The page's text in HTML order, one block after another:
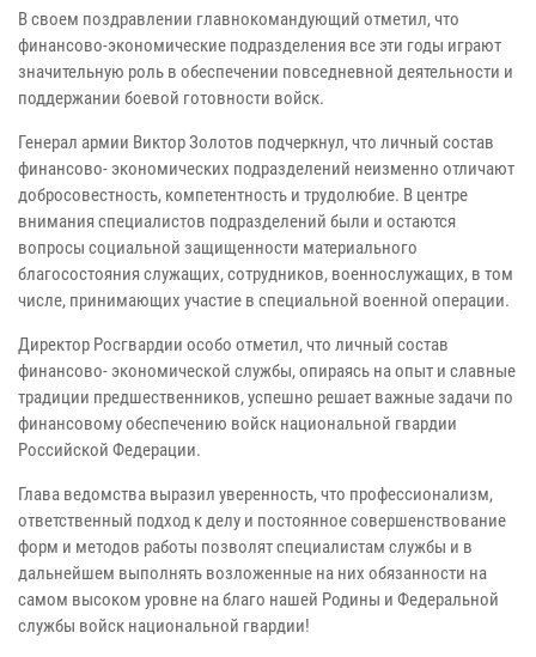
В своем поздравлении главнокомандующий отметил, что
финансово-экономические подразделения все эти годы играют
значительную роль в обеспечении повседневной деятельности и
поддержании боевой готовности войск.
Генерал армии Виктор Золотов подчеркнул, что личный состав
финансово- экономических подразделений неизменно отличают
добросовестность, компетентность и трудолюбие. В центре
внимания специалистов подразделений были и остаются
вопросы социальной защищенности материального
благосостояния служащих, сотрудников, военнослужащих, в том
числе, принимающих участие в специальной военной операции.
Директор Росгвардии особо отметил, что личный состав
финансово- экономической службы, опираясь на опыт и славные
традиции предшественников, успешно решает важные задачи по
финансовому обеспечению войск национальной гвардии
Российской Федерации.
Глава ведомства выразил уверенность, что профессионализм,
ответственный подход к делу и постоянное совершенствование
форм и методов работы позволят специалистам службы и в
дальнейшем выполнять возложенные на них обязанности на
самом высоком уровне на благо нашей Родины и Федеральной
службы войск национальной гвардии!